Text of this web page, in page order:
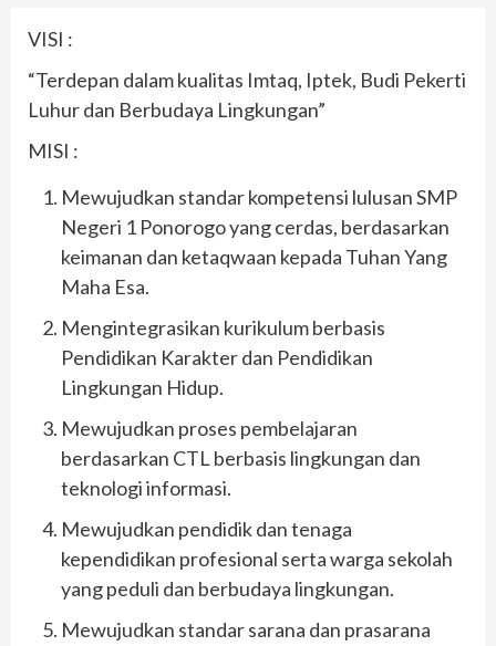
VISI :
“Terdepan dalam kualitas Imtaq, Iptek, Budi Pekerti
Luhur dan Berbudaya Lingkungan”
MISI :
Mewujudkan standar kompetensi lulusan SMP
Negeri 1 Ponorogo yang cerdas, berdasarkan
keimanan dan ketaqwaan kepada Tuhan Yang
Maha Esa.
Mengintegrasikan kurikulum berbasis
Pendidikan Karakter dan Pendidikan
Lingkungan Hidup.
Mewujudkan proses pembelajaran
berdasarkan CTL berbasis lingkungan dan
teknologi informasi.
Mewujudkan pendidik dan tenaga
kependidikan profesional serta warga sekolah
yang peduli dan berbudaya lingkungan.
Mewujudkan standar sarana dan prasarana